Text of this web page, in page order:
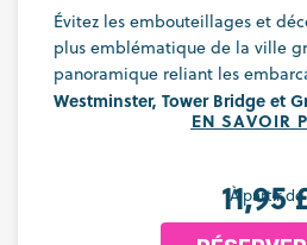
Évitez les embouteillages et
plus emblématique de la ville
panoramique reliant les
Westminster, Tower Bridge et
EN SAVOIR
À partir de
11,95